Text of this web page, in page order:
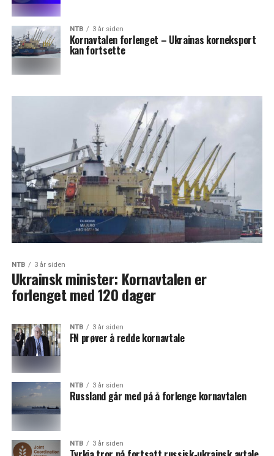
NTB 3 år siden
Kornavtalen forlenget – Ukrainas korneksport
kan fortsette
NTB 3 år siden
Ukrainsk minister: Kornavtalen er
forlenget med 120 dager
NTB 3 år siden
FN prøver å redde kornavtale
NTB 3 år siden
Russland går med på å forlenge kornavtalen
NTB 3 år siden